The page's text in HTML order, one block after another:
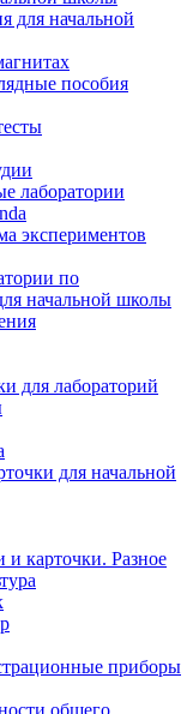
для начальной
пособия
лаборатории
экспериментов
по
начальной школы
для лабораторий
для начальной
карточки. Разное
приборы